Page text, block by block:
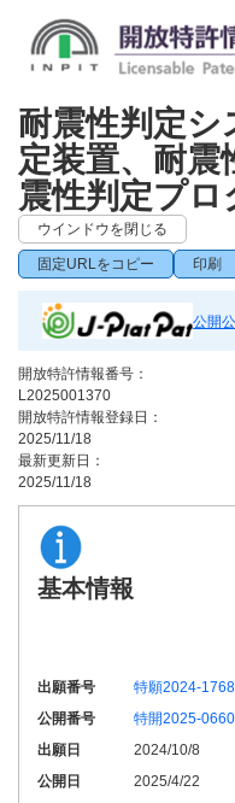
耐震性判定シ
定装置、耐震
震性判定プロ
ウインドウを閉じる
固定URLをコピー 印刷
公開
開放特許情報番号：
L2025001370
開放特許情報登録日：
2025/11/18
最新更新日：
2025/11/18
基本情報
出願番号
特願2024-
公開番号
特開2025-
出願日
2024/10/8
公開日
2025/4/22